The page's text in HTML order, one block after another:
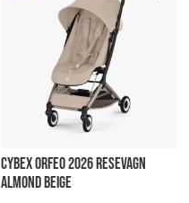
CYBEX ORFEO 2026 RESEVAGN
ALMOND BEIGE